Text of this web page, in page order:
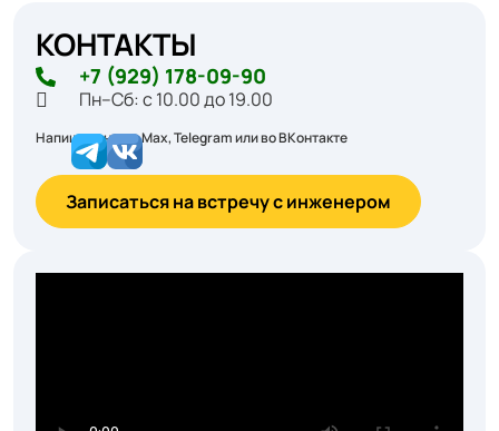
КОНТАКТЫ
+7 (929) 178-09-90
Пн–Сб: с 10.00 до 19.00
Напишите нам в Max, Telegram или во ВКонтакте
Записаться на встречу с инженером